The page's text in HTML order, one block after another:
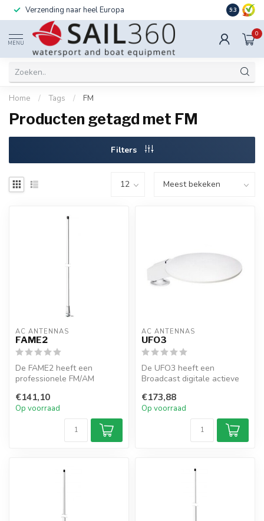
Verzending naar heel Europa Ook
9.3
MENU
0
Home / Tags / FM
Producten getagd met FM
Filters
AC ANTENNAS
FAME2
De FAME2 heeft een
professionele FM/AM
glasvezelantenne inclusi...
€141,10
Op voorraad
AC ANTENNAS
UFO3
De UFO3 heeft een
Broadcast digitale actieve
FM/TV, analog...
€173,88
Op voorraad